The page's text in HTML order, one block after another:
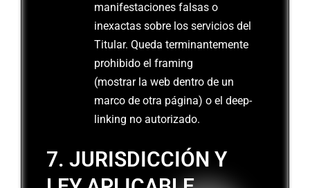
manifestaciones falsas o
inexactas sobre los servicios del
Titular. Queda terminantemente
prohibido el framing
(mostrar la web dentro de un
marco de otra página) o el deep-
linking no autorizado.
7. JURISDICCIÓN Y